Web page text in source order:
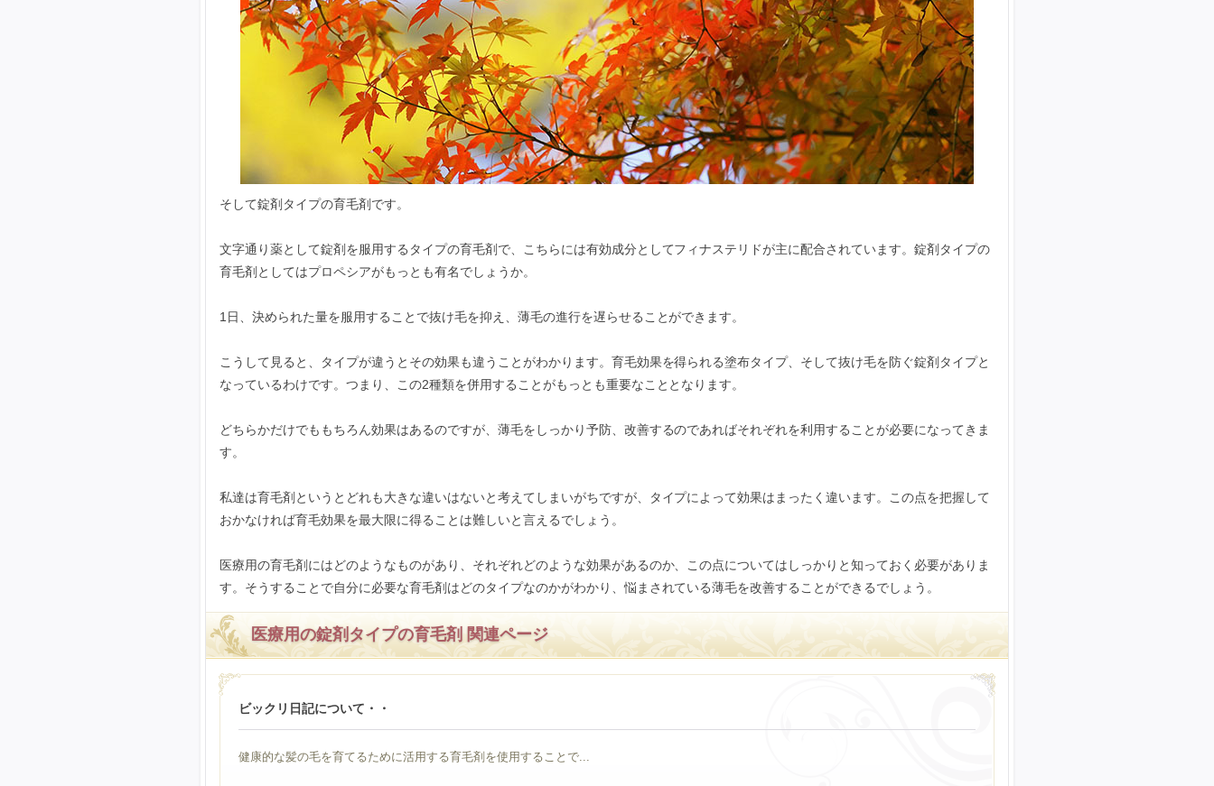
そして錠剤タイプの育毛剤です。
文字通り薬として錠剤を服用するタイプの育毛剤で、こちらには有効成分としてフィナステリドが主に配合されています。錠剤タイプの
育毛剤としてはプロペシアがもっとも有名でしょうか。
1日、決められた量を服用することで抜け毛を抑え、薄毛の進行を遅らせることができます。
こうして見ると、タイプが違うとその効果も違うことがわかります。育毛効果を得られる塗布タイプ、そして抜け毛を防ぐ錠剤タイプと
なっているわけです。つまり、この2種類を併用することがもっとも重要なこととなります。
どちらかだけでももちろん効果はあるのですが、薄毛をしっかり予防、改善するのであればそれぞれを利用することが必要になってきま
す。
私達は育毛剤というとどれも大きな違いはないと考えてしまいがちですが、タイプによって効果はまったく違います。この点を把握して
おかなければ育毛効果を最大限に得ることは難しいと言えるでしょう。
医療用の育毛剤にはどのようなものがあり、それぞれどのような効果があるのか、この点についてはしっかりと知っておく必要がありま
す。そうすることで自分に必要な育毛剤はどのタイプなのかがわかり、悩まされている薄毛を改善することができるでしょう。
医療用の錠剤タイプの育毛剤 関連ページ
ビックリ日記について・・
健康的な髪の毛を育てるために活用する育毛剤を使用することで...